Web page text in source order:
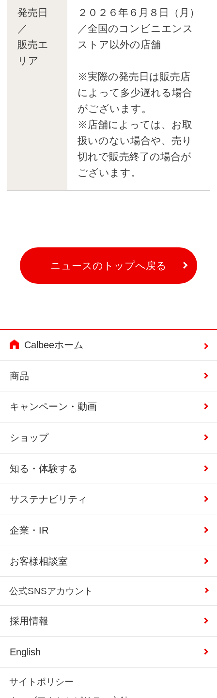
発売日
／
販売エ
リア
２０２６年６月８日（月）
／全国のコンビニエンス
ストア以外の店舗
※実際の発売日は販売店
によって多少遅れる場合
がございます。
※店舗によっては、お取
扱いのない場合や、売り
切れで販売終了の場合が
ございます。
ニュースのトップへ戻る
Calbeeホーム
商品
キャンペーン・動画
ショップ
知る・体験する
サステナビリティ
企業・IR
お客様相談室
公式SNSアカウント
採用情報
English
サイトポリシー